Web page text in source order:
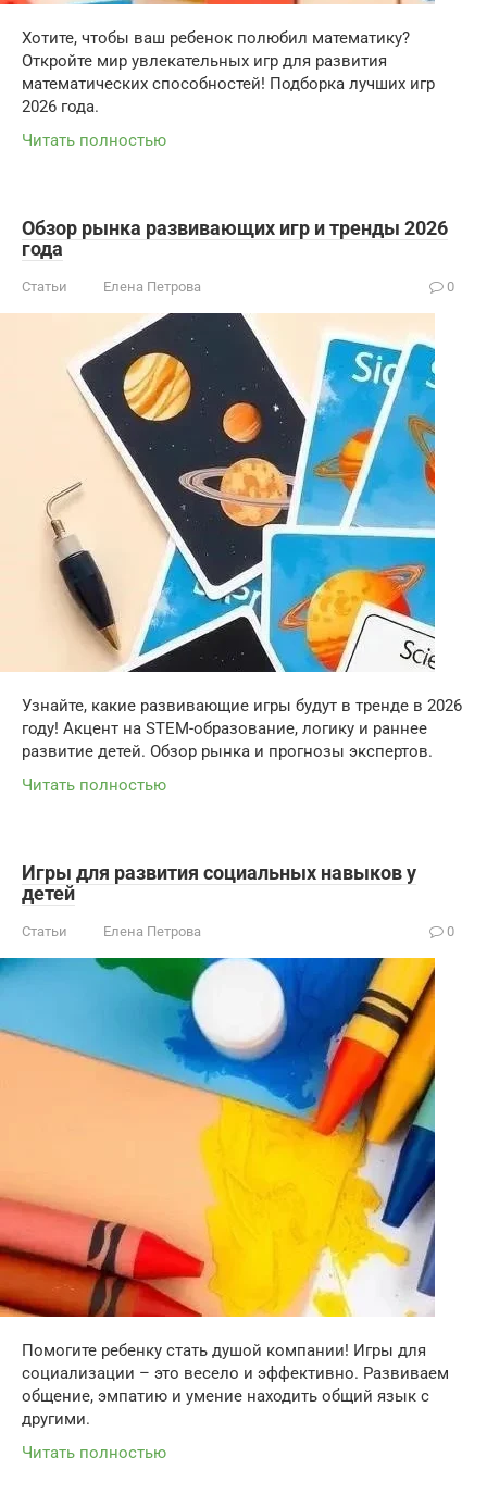
Хотите, чтобы ваш ребенок полюбил математику?
Откройте мир увлекательных игр для развития
математических способностей! Подборка лучших игр
2026 года.
Читать полностью
Обзор рынка развивающих игр и тренды 2026
года
Статьи Елена Петрова 0
Узнайте, какие развивающие игры будут в тренде в 2026
году! Акцент на STEM-образование, логику и раннее
развитие детей. Обзор рынка и прогнозы экспертов.
Читать полностью
Игры для развития социальных навыков у
детей
Статьи Елена Петрова 0
Помогите ребенку стать душой компании! Игры для
социализации – это весело и эффективно. Развиваем
общение, эмпатию и умение находить общий язык с
другими.
Читать полностью